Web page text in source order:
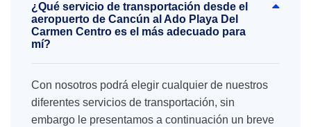
¿Qué servicio de transportación desde el
aeropuerto de Cancún al Ado Playa Del
Carmen Centro es el más adecuado para
mí?
Con nosotros podrá elegir cualquier de nuestros
diferentes servicios de transportación, sin
embargo le presentamos a continuación un breve